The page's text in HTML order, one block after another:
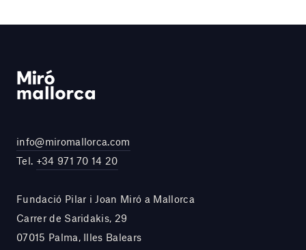
info@miromallorca.com
Tel. +34 971 70 14 20
Fundació Pilar i Joan Miró a Mallorca
Carrer de Saridakis, 29
07015 Palma, Illes Balears